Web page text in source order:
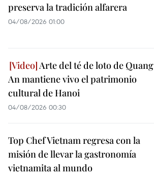
preserva la tradición alfarera
04/08/2026 01:00
Arte del té de loto de Quang
An mantiene vivo el patrimonio
cultural de Hanoi
04/08/2026 00:30
Top Chef Vietnam regresa con la
misión de llevar la gastronomía
vietnamita al mundo